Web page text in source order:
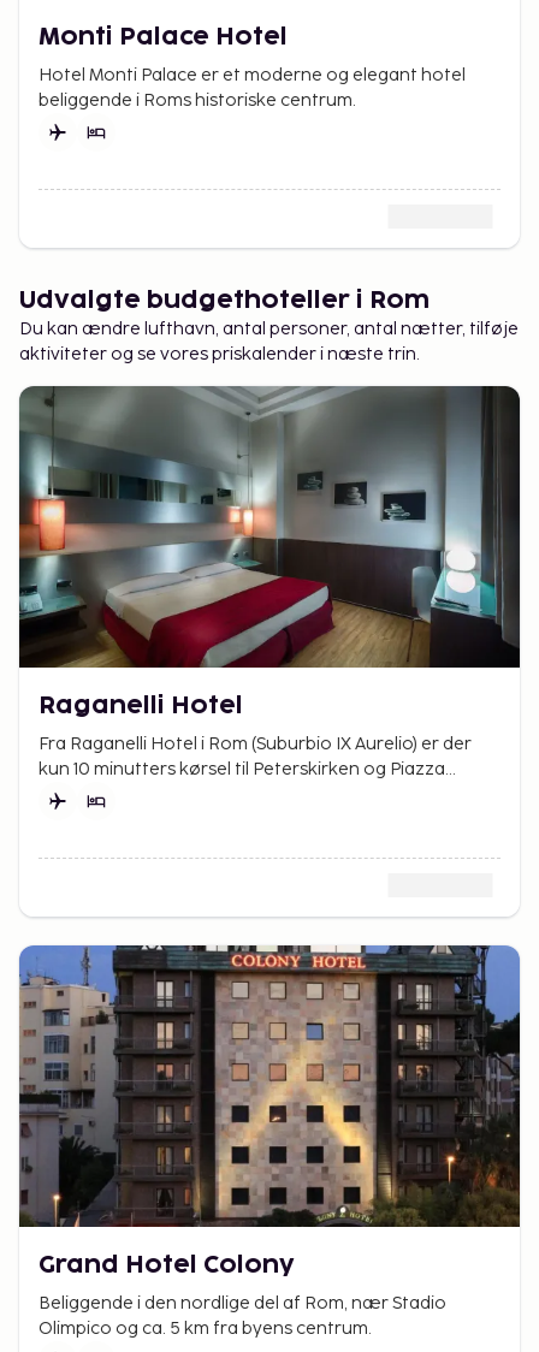
Monti Palace Hotel
Hotel Monti Palace er et moderne og elegant hotel
beliggende i Roms historiske centrum.
Udvalgte budgethoteller i Rom
Du kan ændre lufthavn, antal personer, antal nætter, tilføje
aktiviteter og se vores priskalender i næste trin.
Raganelli Hotel
Fra Raganelli Hotel i Rom (Suburbio IX Aurelio) er der
kun 10 minutters kørsel til Peterskirken og Piazza
Navona.
Grand Hotel Colony
Beliggende i den nordlige del af Rom, nær Stadio
Olimpico og ca. 5 km fra byens centrum.